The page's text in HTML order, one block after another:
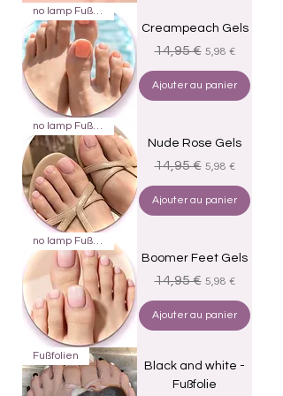
no lamp Fußfolien
Creampeach Gels
Prix original
14,95 € Prix promotionnel
5,98 €
Ajouter au panier
no lamp Fußfolien
Nude Rose Gels
Prix original
14,95 € Prix promotionnel
5,98 €
Ajouter au panier
no lamp Fußfolien
Boomer Feet Gels
Prix original
14,95 € Prix promotionnel
5,98 €
Ajouter au panier
Fußfolien
Black and white -
Fußfolie